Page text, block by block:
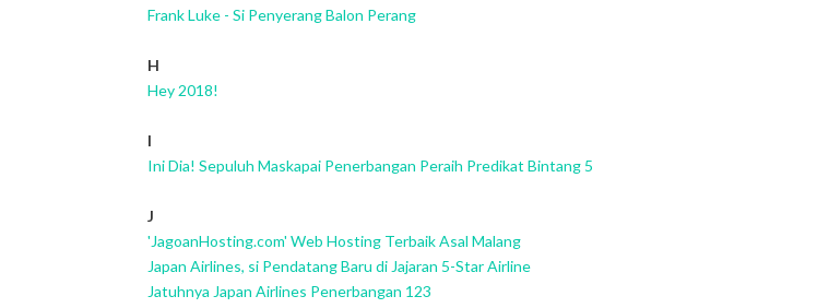
Frank Luke - Si Penyerang Balon Perang
H
Hey 2018!
I
Ini Dia! Sepuluh Maskapai Penerbangan Peraih Predikat Bintang 5
J
'JagoanHosting.com' Web Hosting Terbaik Asal Malang
Japan Airlines, si Pendatang Baru di Jajaran 5-Star Airline
Jatuhnya Japan Airlines Penerbangan 123